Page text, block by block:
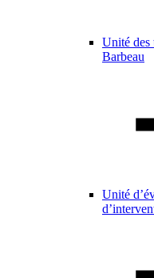
Unité des
Barbeau
Unité